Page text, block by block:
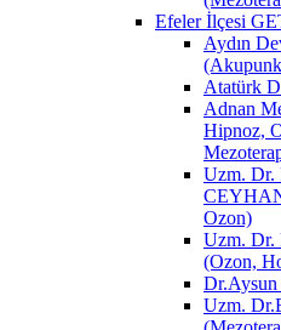
Efeler İlçesi
Aydın
Atatürk
Adnan
Hipnoz,
Uzm. Dr.
Ozon)
Uzm. Dr.
(Ozon,
Uzm.